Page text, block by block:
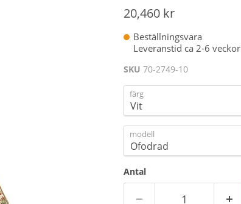
20,460 kr
Beställningsvara
Leveranstid ca 2-6 veckor
SKU 70-2749-10
färg
modell
Antal